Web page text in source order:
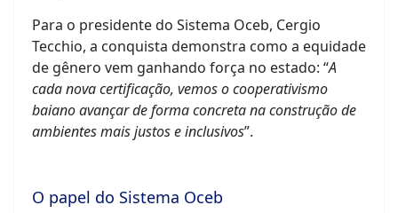
Para o presidente do Sistema Oceb, Cergio
Tecchio, a conquista demonstra como a equidade
de gênero vem ganhando força no estado: “A
cada nova certificação, vemos o cooperativismo
baiano avançar de forma concreta na construção de
ambientes mais justos e inclusivos”.
O papel do Sistema Oceb